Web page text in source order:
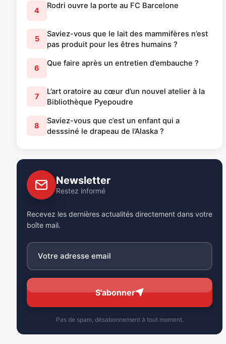
4
Rodri ouvre la porte au FC Barcelone
5
Saviez-vous que le lait des mammifères n’est
pas produit pour les êtres humains ?
6
Que faire après un entretien d’embauche ?
7
L’art oratoire au cœur d’un nouvel atelier à la
Bibliothèque Pyepoudre
8
Saviez-vous que c’est un enfant qui a
desssiné le drapeau de l’Alaska ?
Newsletter
Restez informé
Recevez les dernières actualités directement dans votre
boîte mail.
S'abonner
Pas de spam, désabonnement à tout moment.